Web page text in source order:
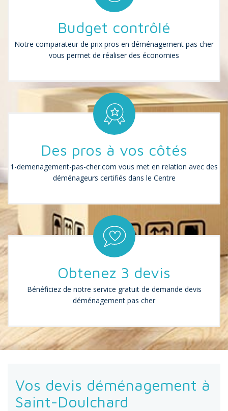
Budget contrôlé
Notre comparateur de prix pros en déménagement pas cher
vous permet de réaliser des économies
Des pros à vos côtés
1-demenagement-pas-cher.com vous met en relation avec des
déménageurs certifiés dans le Centre
Obtenez 3 devis
Bénéficiez de notre service gratuit de demande devis
déménagement pas cher
Vos devis déménagement à
Saint-Doulchard